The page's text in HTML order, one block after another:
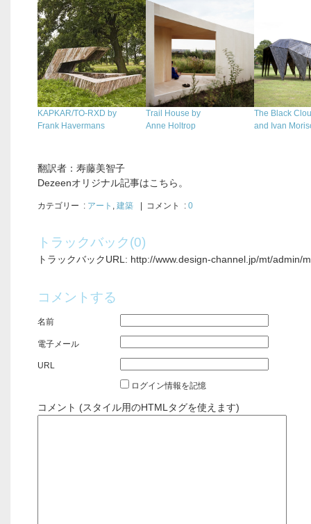
KAPKAR/TO-RXD by
Frank Havermans
Trail House by
Anne Holtrop
The Black
and Ivan
翻訳者：寿藤美智子
Dezeenオリジナル記事はこちら。
カテゴリー : アート , 建築 | コメント : 0
トラックバック(0)
トラックバックURL: http://www.design-channel.jp/mt/admin/
コメントする
名前
電子メール
URL
ログイン情報を記憶
コメント (スタイル用のHTMLタグを使えます)